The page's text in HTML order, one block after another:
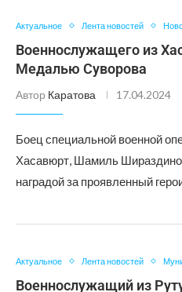
Актуальное Лента новостей
Военнослужащего из
Медалью Суворова
Автор Каратова 17.04.2024
Боец специальной военной
Хасавюрт, Шамиль
наградой за проявленный
Актуальное Лента новостей
Военнослужащий из